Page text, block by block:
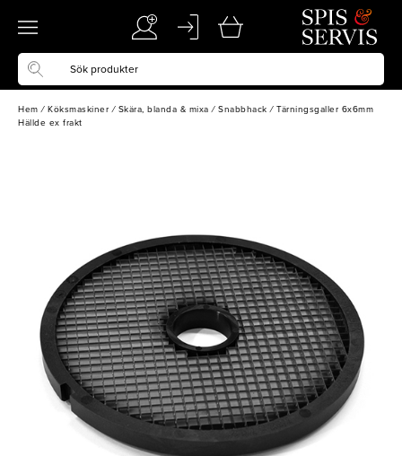
Hem / Köksmaskiner / Skära, blanda & mixa / Snabbhack / Tärningsgaller 6x6mm
Hällde ex frakt